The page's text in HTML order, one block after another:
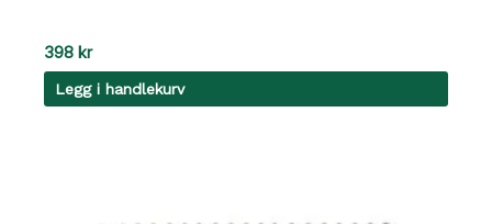
398 kr
Legg i handlekurv